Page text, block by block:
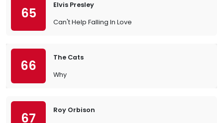
65
Elvis Presley
Can't Help Falling In Love
66
The Cats
Why
67
Roy Orbison